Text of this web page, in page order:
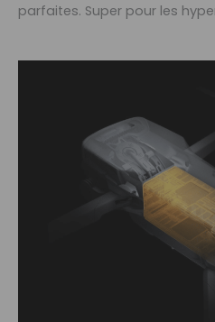
parfaites. Super pour les